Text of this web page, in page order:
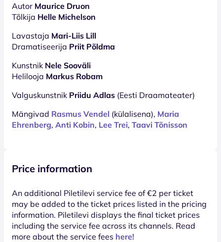
Autor Maurice Druon
Tõlkija Helle Michelson
Lavastaja Mari-Liis Lill
Dramatiseerija Priit Põldma
Kunstnik Nele Sooväli
Helilooja Markus Robam
Valguskunstnik Priidu Adlas (Eesti Draamateater)
Mängivad Rasmus Vendel (külalisena), Maria
Ehrenberg, Anti Kobin, Lee Trei, Taavi Tõnisson
Price information
An additional Piletilevi service fee of €2 per ticket
may be added to the ticket prices listed in the pricing
information. Piletilevi displays the final ticket prices
including the service fee across its channels. Read
more about the service fees here!